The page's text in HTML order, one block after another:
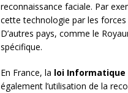
reconnaissance faciale. Par
cette technologie par les forces
D’autres pays, comme le
spécifique.
En France, la loi
également l’utilisation de la